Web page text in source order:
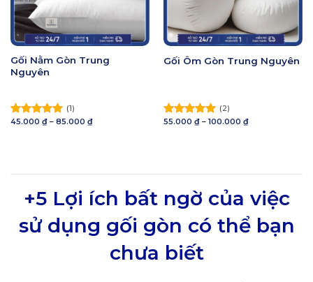
Gối Nằm Gòn Trung
Nguyên
Được xếp
(1)
45.000 ₫ – 85.000 ₫Khoảng
giá:
Gối Ôm Gòn Trung Nguyên
Được xếp
(2)
55.000 ₫ – 100.000 ₫Khoảng
giá:
+5 Lợi ích bất ngờ của việc
sử dụng gối gòn có thể bạn
chưa biết